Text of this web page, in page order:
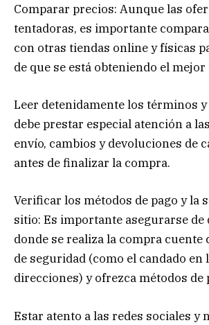
Comparar precios: Aunque las
tentadoras, es importante
con otras tiendas online y físicas
de que se está obteniendo el
Leer detenidamente los términos
debe prestar especial atención a
envío, cambios y devoluciones de
antes de finalizar la compra.
Verificar los métodos de pago y la
sitio: Es importante asegurarse de
donde se realiza la compra cuente
de seguridad (como el candado en
direcciones) y ofrezca métodos de
Estar atento a las redes sociales y